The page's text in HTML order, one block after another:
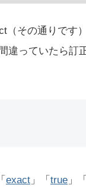
（その通りです
違っていたら訂
exact 」「 true 」